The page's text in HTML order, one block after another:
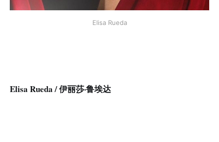
Elisa Rueda
Elisa Rueda / 伊丽莎·鲁埃达